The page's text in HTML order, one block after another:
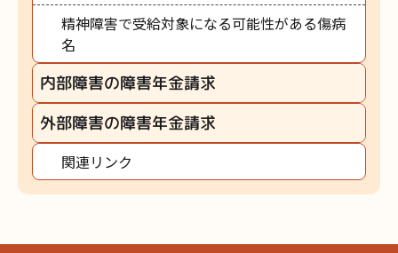
精神障害で受給対象になる可能性がある傷病
名
内部障害の障害年金請求
外部障害の障害年金請求
関連リンク